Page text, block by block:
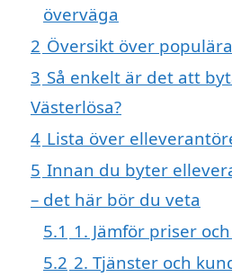
överväga
2 Översikt över
3 Så enkelt är det att
Västerlösa?
4 Lista över
5 Innan du byter
– det här bör du veta
5.1 1. Jämför priser
5.2 2. Tjänster och